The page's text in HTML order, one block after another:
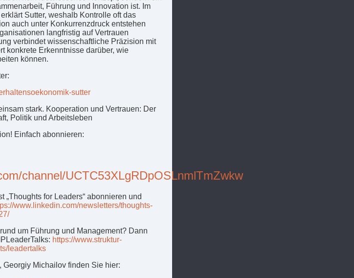
Führung und Innovation ist. Im
Sutter, weshalb Kontrolle oft das
auch unter Konkurrenzdruck entstehen
langfristig auf Vertrauen
verbindet wissenschaftliche Präzision mit
konkrete Erkenntnisse darüber, wie
können.
sutter
stark. Kooperation und Vertrauen: Der
Politik und Arbeitsleben
Einfach abonnieren:
channel/UCTC53XLgRDpOSLnmlTmZwkw
„Thoughts for Leaders“ abonnieren und
www.linkedin.com/newsletters/thoughts-
um Führung und Management? Dann
https://www.struktur-
leadertalks
Georgiy Michailov finden Sie hier: